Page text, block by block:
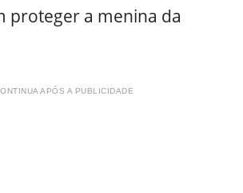
proteger a menina da
APÓS A PUBLICIDADE